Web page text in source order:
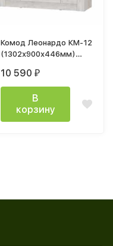
Комод Леонардо КМ-12
(1302х900х446мм)
графит / бетон пайн
светлый
10 590 ₽
В
корзину